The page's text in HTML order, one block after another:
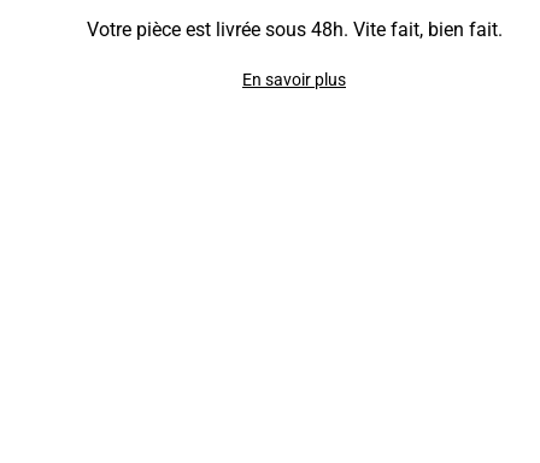
Votre pièce est livrée sous 48h. Vite fait, bien fait.
En savoir plus